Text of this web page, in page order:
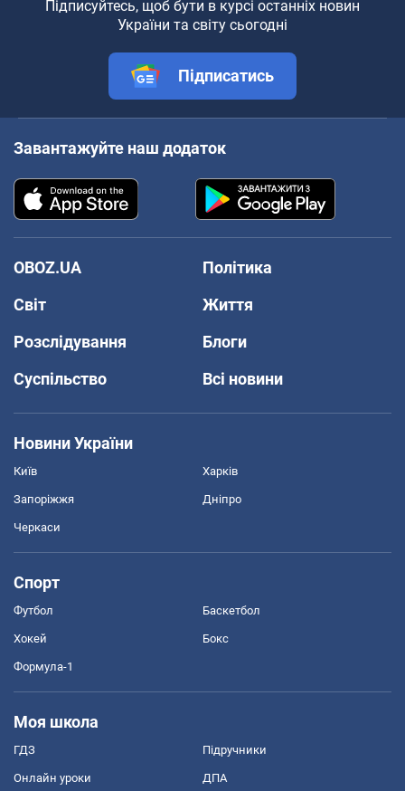
Підписуйтесь, щоб бути в курсі останніх новин
України та світу сьогодні
Підписатись
Завантажуйте наш додаток
OBOZ.UA
Політика
Світ
Життя
Розслідування
Блоги
Суспільство
Всі новини
Новини України
Київ Харків
Запоріжжя Дніпро
Черкаси
Спорт
Футбол Баскетбол
Хокей Бокс
Формула-1
Моя школа
ГДЗ Підручники
Онлайн уроки ДПА